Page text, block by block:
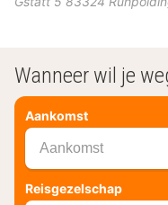
Wanneer wil je
Aankomst
Aankomst
Reisgezelschap